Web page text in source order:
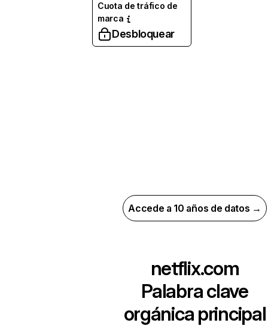
Cuota de tráfico de
marca
Desbloquear
Accede a 10 años de datos →
netflix.com
Palabra clave
orgánica principal